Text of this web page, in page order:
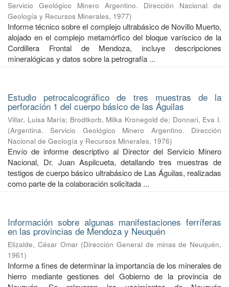
Servicio Geológico Minero Argentino. Dirección Nacional de
Geología y Recursos Minerales, 1977)
Informe técnico sobre el complejo ultrabásico de Novillo Muerto,
alojado en el complejo metamórfico del bloque varíscico de la
Cordillera Frontal de Mendoza, incluye descripciones
mineralógicas y datos sobre la petrografía ...
Estudio petrocalcográfico de tres muestras de la
perforación 1 del cuerpo básico de las Águilas
Villar, Luisa María; Brodtkorb, Milka Kronegold de; Donnari, Eva I.
(Argentina. Servicio Geológico Minero Argentino. Dirección
Nacional de Geología y Recursos Minerales, 1976)
Envío de informe descriptivo al Director del Servicio Minero
Nacional, Dr. Juan Aspilcueta, detallando tres muestras de
testigos de cuerpo básico ultrabásico de Las Águilas, realizadas
como parte de la colaboración solicitada ...
Información sobre algunas manifestaciones ferríferas
en las provincias de Mendoza y Neuquén
Elizalde, César Omar (Dirección General de minas de Neuquén,
1961)
Informe a fines de determinar la importancia de los minerales de
hierro mediante gestiones del Gobierno de la provincia de